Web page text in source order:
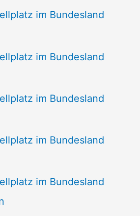
im Bundesland
im Bundesland
im Bundesland
im Bundesland
im Bundesland